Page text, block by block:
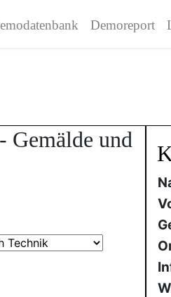
Demoreport
Gemälde und